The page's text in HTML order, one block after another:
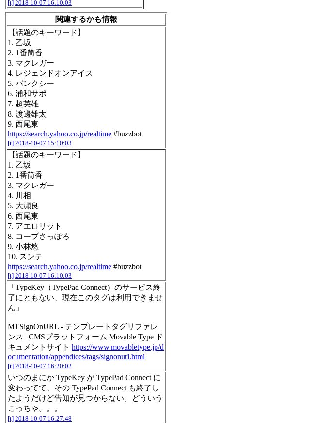
[t] 2018-10-07 16:10:03
関連するかも情報
【話題のキーワード】
1. 乙坂
2. 1番筒香
3. マクレガー
4. レジェンドオンアイス
5. バンクシー
6. 浦和サポ
7. 超英雄
8. 渡邊雄太
9. 西尾東
https://search.yahoo.co.jp/realtime #buzzbot
[t] 2018-10-07 15:10:03
【話題のキーワード】
1. 乙坂
2. 1番筒香
3. マクレガー
4. 川相
5. 大瀬良
6. 西尾東
7. アエロリット
8. コープさっぽろ
9. 小林悠
10. スンテ
https://search.yahoo.co.jp/realtime #buzzbot
[t] 2018-10-07 16:10:03
「TypeKey（TypePad Connect）のサービス終
了にともない、現在このタグは利用できませ
ん」
MTSignOnURL - テンプレートタグリファレ
ンス | CMSプラットフォーム Movable Type ド
キュメントサイト https://www.movabletype.jp/d
ocumentation/appendices/tags/signonurl.html
[t] 2018-10-07 16:20:02
いつのまにか TypeKey が TypePad Connect に
変わってて、その TypePad Connect も終了し
たようだけど告知が見つからない。どういう
こっちゃ。。。
[t] 2018-10-07 16:27:48